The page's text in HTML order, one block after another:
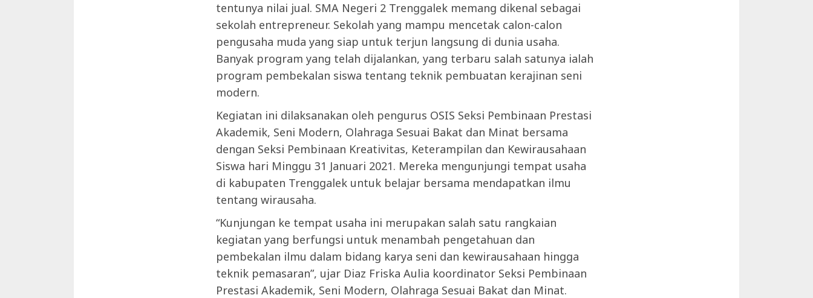
tentunya nilai jual. SMA Negeri 2 Trenggalek memang dikenal sebagai
sekolah entrepreneur. Sekolah yang mampu mencetak calon-calon
pengusaha muda yang siap untuk terjun langsung di dunia usaha.
Banyak program yang telah dijalankan, yang terbaru salah satunya ialah
program pembekalan siswa tentang teknik pembuatan kerajinan seni
modern.
Kegiatan ini dilaksanakan oleh pengurus OSIS Seksi Pembinaan Prestasi
Akademik, Seni Modern, Olahraga Sesuai Bakat dan Minat bersama
dengan Seksi Pembinaan Kreativitas, Keterampilan dan Kewirausahaan
Siswa hari Minggu 31 Januari 2021. Mereka mengunjungi tempat usaha
di kabupaten Trenggalek untuk belajar bersama mendapatkan ilmu
tentang wirausaha.
“Kunjungan ke tempat usaha ini merupakan salah satu rangkaian
kegiatan yang berfungsi untuk menambah pengetahuan dan
pembekalan ilmu dalam bidang karya seni dan kewirausahaan hingga
teknik pemasaran”, ujar Diaz Friska Aulia koordinator Seksi Pembinaan
Prestasi Akademik, Seni Modern, Olahraga Sesuai Bakat dan Minat.